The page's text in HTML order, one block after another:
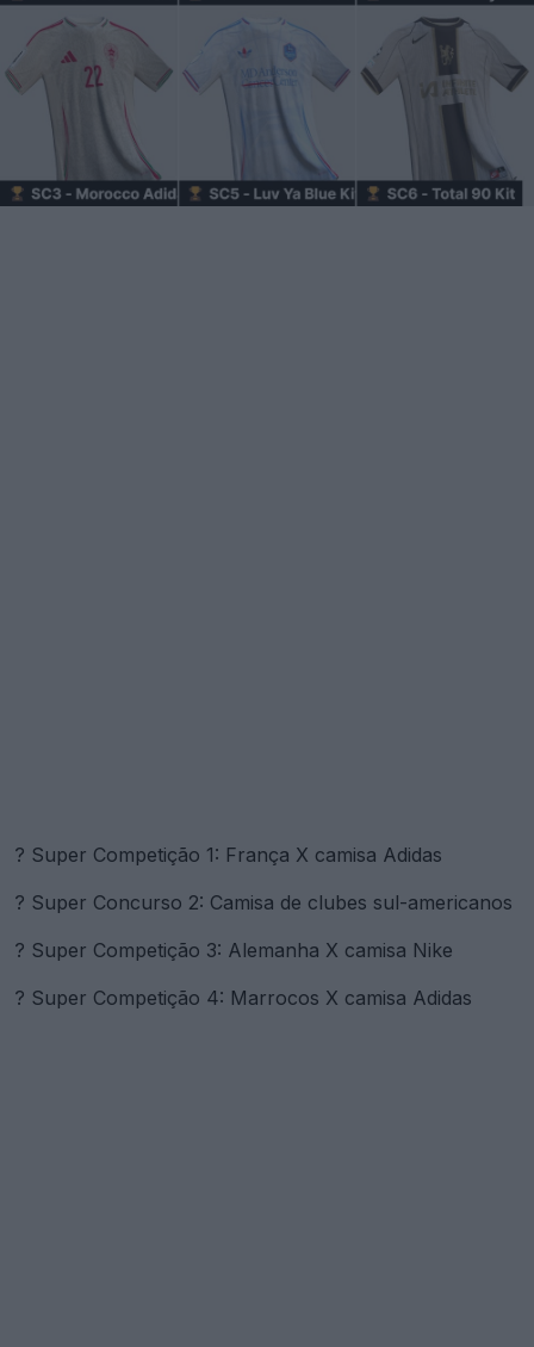
? Super Competição 1: França X camisa Adidas
? Super Concurso 2: Camisa de clubes sul-americanos
? Super Competição 3: Alemanha X camisa Nike
? Super Competição 4: Marrocos X camisa Adidas